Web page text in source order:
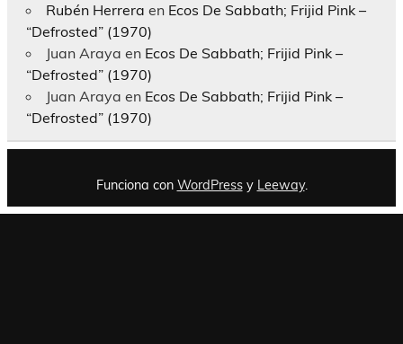
Rubén Herrera en Ecos De Sabbath; Frijid Pink –
“Defrosted” (1970)
Juan Araya en Ecos De Sabbath; Frijid Pink –
“Defrosted” (1970)
Juan Araya en Ecos De Sabbath; Frijid Pink –
“Defrosted” (1970)
Funciona con WordPressy Leeway.